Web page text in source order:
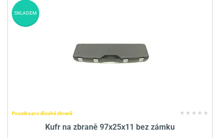
Pouzdra pro dlouhé zbraně
Kufr na zbraně 97x25x11 bez zámku
SKLADEM